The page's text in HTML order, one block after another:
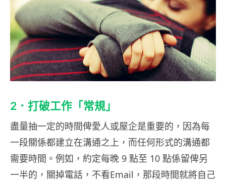
2．打破工作「常規」
盡量抽一定的時間俾愛人或屋企是重要的，因為每
一段關係都建立在溝通之上，而任何形式的溝通都
需要時間。例如，約定每晚 9 點至 10 點係留俾另
一半的，關掉電話，不看Email，那段時間就將自己